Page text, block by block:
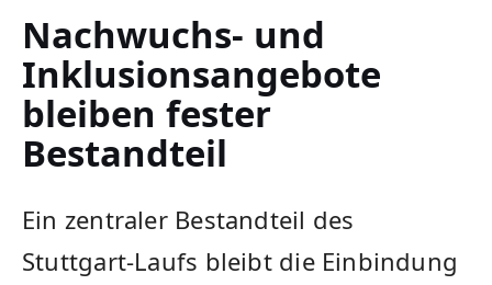
Nachwuchs- und
Inklusionsangebote
bleiben fester
Bestandteil
Ein zentraler Bestandteil des
Stuttgart-Laufs bleibt die Einbindung